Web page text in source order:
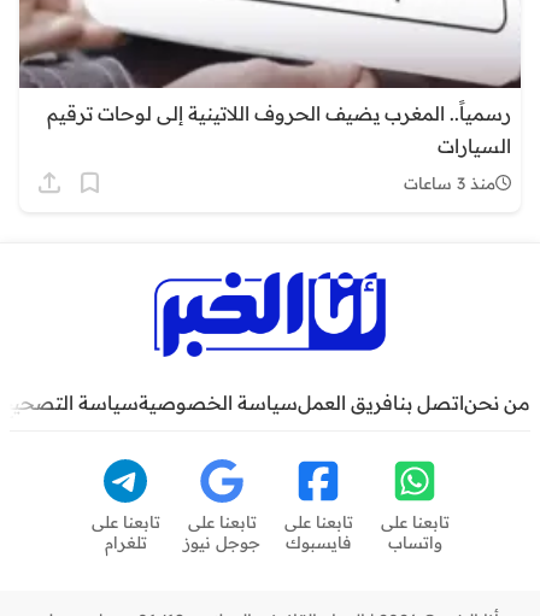
رسمياً.. المغرب يضيف الحروف اللاتينية إلى لوحات ترقيم
السيارات
منذ 3 ساعات
من نحناتصل بنافريق العملسياسة الخصوصيةسياسة التصحيح
تابعنا على
واتساب
تابعنا على
فايسبوك
تابعنا على
جوجل نيوز
تابعنا على
تلغرام